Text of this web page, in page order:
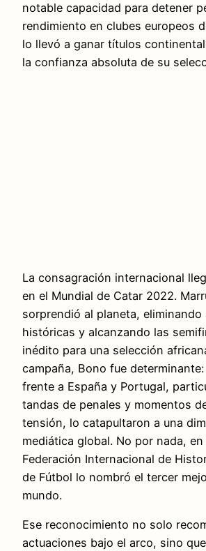
notable capacidad para detener
rendimiento en clubes europeos
lo llevó a ganar títulos
la confianza absoluta de su
La consagración internacional
en el Mundial de Catar 2022.
sorprendió al planeta, eliminando
históricas y alcanzando las
inédito para una selección
campaña, Bono fue
frente a España y Portugal,
tandas de penales y momentos
tensión, lo catapultaron a una
mediática global. No por nada,
Federación Internacional de
de Fútbol lo nombró el tercer
mundo.
Ese reconocimiento no solo
actuaciones bajo el arco, sino